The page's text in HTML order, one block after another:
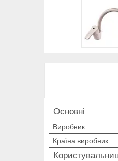
Основні
Виробник
Країна виробник